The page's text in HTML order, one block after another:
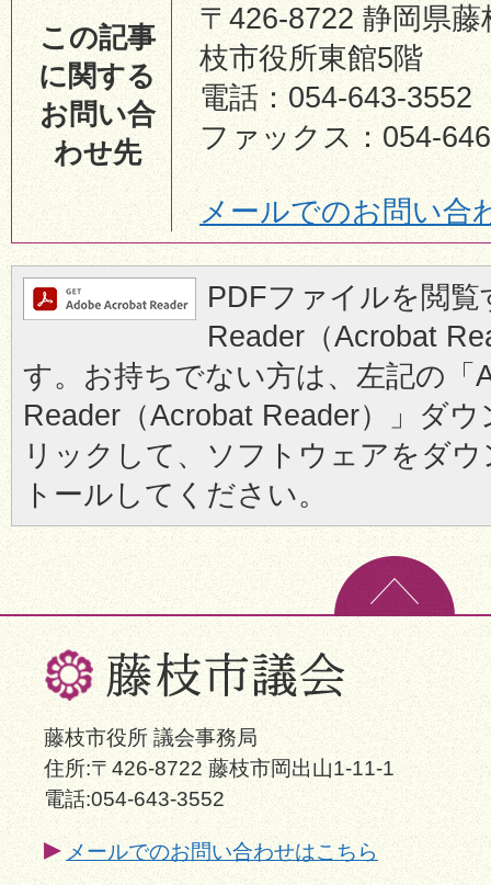
この記事
に関する
お問い合
わせ先
〒426-8722 静岡県
枝市役所東館5階
電話：054-643-3552
ファックス：054-
メールでのお問い合
PDFファイルを閲
Reader（Acrobat
す。お持ちでない方は、左記の「
Reader（Acrobat Reader）」ダ
リックして、ソフトウェアをダ
トールしてください。
藤枝市役所 議会事務局
住所:〒426-8722 藤枝市岡出山1-11-1
電話:054-643-3552
メールでのお問い合わせはこちら